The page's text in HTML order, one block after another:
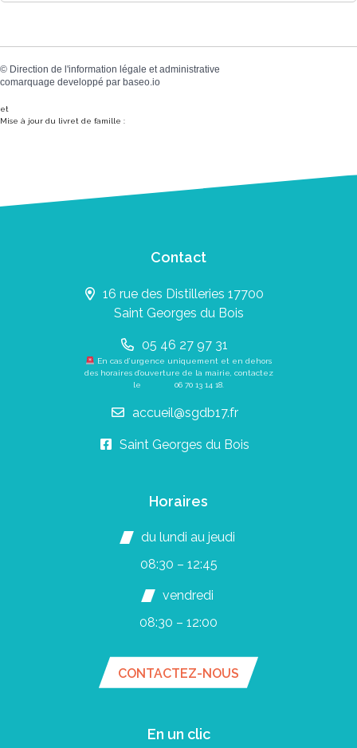
© Direction de l'information légale et administrative
comarquage developpé par baseo.io
et
Mise à jour du livret de famille :
Contact
16 rue des Distilleries 17700
Saint Georges du Bois
05 46 27 97 31
En cas d’urgence uniquement et en dehors
des horaires d’ouverture de la mairie, contactez
le 06 70 13 14 18
accueil@sgdb17.fr
Saint Georges du Bois
Horaires
du lundi au jeudi
08:30 – 12:45
vendredi
08:30 – 12:00
CONTACTEZ-NOUS
En un clic